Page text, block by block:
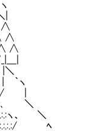
∧
∧
∧
＿|
＼
ヽ
// |
､ ＼
、 ＼
ﾍ